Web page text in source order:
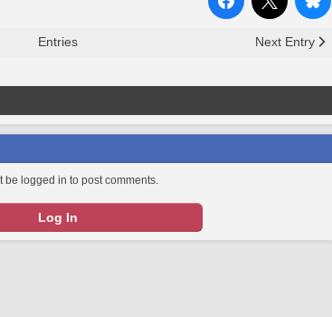
Entries Next Entry
be logged in to post comments.
Log In